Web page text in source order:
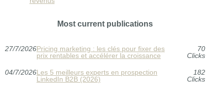
Most current publications
27/7/2026Pricing marketing : les clés pour fixer des
prix rentables et accélérer la croissance
70
Clicks
04/7/2026Les 5 meilleurs experts en prospection
LinkedIn B2B (2026)
182
Clicks